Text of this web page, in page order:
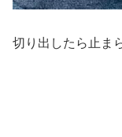
切り出したら止ま